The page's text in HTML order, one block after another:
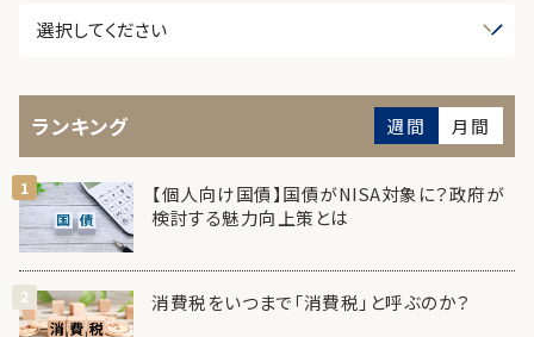
ランキング 週間 月間
【個人向け国債】国債がNISA対象に？政府が
検討する魅力向上策とは
消費税をいつまで「消費税」と呼ぶのか？